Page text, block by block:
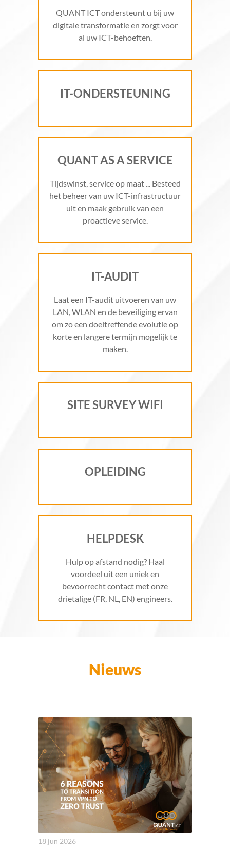
QUANT ICT ondersteunt u bij uw
digitale transformatie en zorgt voor
al uw ICT-behoeften.
IT-ONDERSTEUNING
QUANT AS A SERVICE
Tijdswinst, service op maat ... Besteed
het beheer van uw ICT-infrastructuur
uit en maak gebruik van een
proactieve service.
IT-AUDIT
Laat een IT-audit uitvoeren van uw
LAN, WLAN en de beveiliging ervan
om zo een doeltreffende evolutie op
korte en langere termijn mogelijk te
maken.
SITE SURVEY WIFI
OPLEIDING
HELPDESK
Hulp op afstand nodig? Haal
voordeel uit een uniek en
bevoorrecht contact met onze
drietalige (FR, NL, EN) engineers.
Nieuws
18 jun 2026